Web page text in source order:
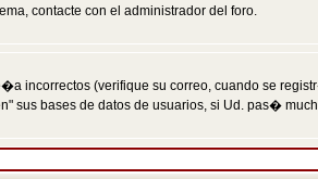
contacte con el administrador del foro.
incorrectos (verifique su correo, cuando se
sus bases de datos de usuarios, si Ud. pas�